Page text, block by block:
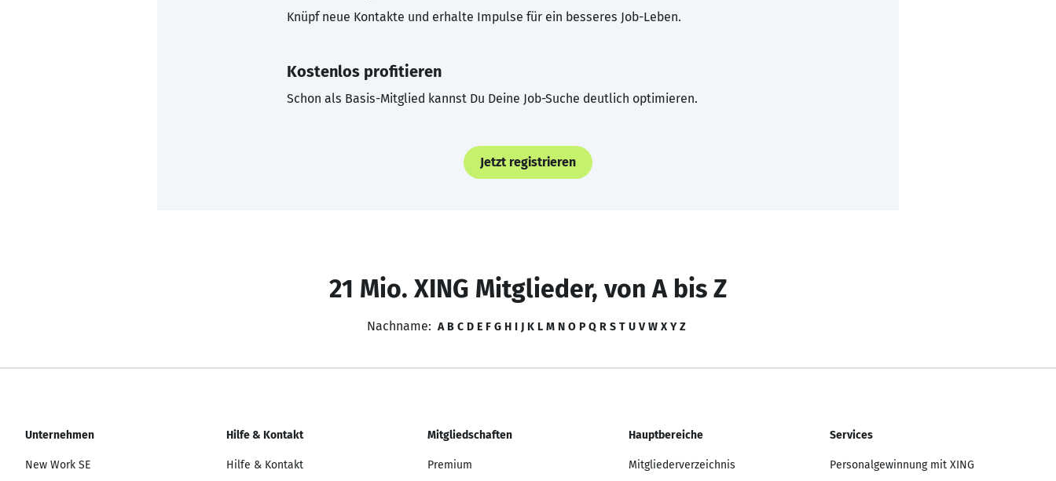
Knüpf neue Kontakte und erhalte Impulse für ein besseres Job-Leben.
Kostenlos profitieren
Schon als Basis-Mitglied kannst Du Deine Job-Suche deutlich optimieren.
Jetzt registrieren
21 Mio. XING Mitglieder, von A bis Z
Nachname: A B C D E F G H I J K L M N O P Q R S T U V W X Y Z
Unternehmen
New Work SE
Hilfe & Kontakt
Hilfe & Kontakt
Mitgliedschaften
Premium
Hauptbereiche
Mitgliederverzeichnis
Services
Personalgewinnung mit XING